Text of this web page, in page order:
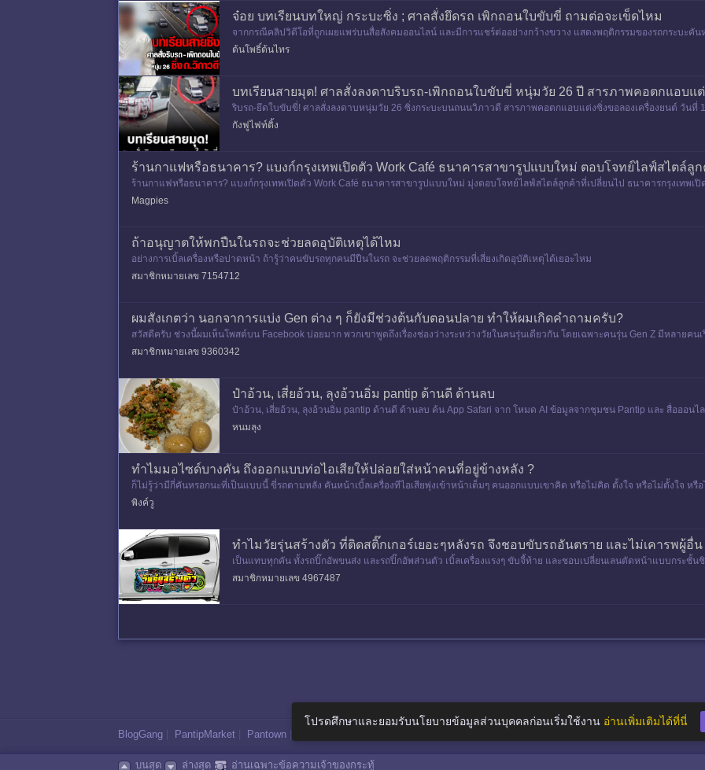
จ๋อย บทเรียนบทใหญ่ กระบะซิ่ง ; ศาลสั่งยึดรถ เพิกถอนใบขับขี่ ถามต่อจะเข็ดไหม
จากกรณีคลิปวิดีโอที่ถูกเผยแพร่บนสื่อสังคมออนไลน์ และมีการแชร์ต่ออย่างกว้างขวาง แสดงพฤติกรรมของรถกระบะคั
ายรถคันอื่น และสร้างความหวาดเสียวให้กั
ต้นโพธิ์ต้นไทร
บทเรียนสายมุด! ศาลสั่งลงดาบริบรถ-เพิกถอนใบขับขี่ หนุ่มวัย 26 ปี สารภาพคอตกแอบแ
ริบรถ-ยึดใบขับขี่! ศาลสั่งลงดาบหนุ่มวัย 26 ซิ่งกระบะบนถนนวิภาวดี สารภาพคอตกแอบแต่งซิ่งขอลองเครื่องยนต์ วันที่
ออนไลน์ และมีการแชร์ต่ออย่างกว้างขวา
กังฟูไฟท์ติ้ง
ร้านกาแฟหรือธนาคาร? แบงก์กรุงเทพเปิดตัว Work Café ธนาคารสาขารูปแบบใหม่ ตอบโจทย์ไลฟ์สไตล์ลู
ร้านกาแฟหรือธนาคาร? แบงก์กรุงเทพเปิดตัว Work Café ธนาคารสาขารูปแบบใหม่ มุ่งตอบโจทย์ไลฟ์สไตล์ลูกค้าที่เปลี่ยนไป ธนาคารกรุงเทพเ
ส์ ถนนสี
Magpies
ถ้าอนุญาตให้พกปืนในรถจะช่วยลดอุบัติเหตุได้ไหม
อย่างการเบิ้ลเครื่องหรือปาดหน้า ถ้ารู้ว่าคนขับรถทุกคนมีปืนในรถ จะช่วยลดพฤติกรรมที่เสี่ยงเกิดอุบัติเหตุได้เยอะไหม
สมาชิกหมายเลข 7154712
ผมสังเกตว่า นอกจาการแบ่ง Gen ต่าง ๆ ก็ยังมีช่วงต้นกับตอนปลาย ทำให้ผมเกิดคำถามครับ?
สวัสดีครับ ช่วงนี้ผมเห็นโพสต์บน Facebook บ่อยมาก พวกเขาพูดถึงเรื่องช่องว่างระหว่างวัยในคนรุ่นเดียวกัน โดยเฉพาะคนรุ่น Gen Z มีหลายค
ย มีพฤติกรรมและ
สมาชิกหมายเลข 9360342
ป๋าอ้วน, เสี่ยอ้วน, ลุงอ้วนอิ่ม pantip ด้านดี ด้านลบ
ป๋าอ้วน, เสี่ยอ้วน, ลุงอ้วนอิ่ม pantip ด้านดี ด้านลบ ค้น App Safari จาก โหมด AI ข้อมูลจากชุมชน Pantip และ สื่อออน
สมาชิกเรียกว่า ป๋า
หนมลุง
ทำไมมอไซด์บางคัน ถึงออกแบบท่อไอเสียให้ปล่อยใส่หน้าคนที่อยู่ข้างหลัง ?
ก็ไม่รู้ว่ามีกี่คันหรอกนะที่เป็นแบบนี้ ขี่รถตามหลัง คันหน้าเบิ้ลเครื่องทีไอเสียพุ่งเข้าหน้าเต็มๆ คนออกแบบเขาคิด หรือไม่คิด ตั้งใจ หรือไม่ตั้งใจ หรื
พิงค์วู
ทำไมวัยรุ่นสร้างตัว ที่ติดสติ๊กเกอร์เยอะๆหลังรถ จึงชอบขับรถอันตราย และไม่เคารพผู้อื่น
เป็นแทบทุกคัน ทั้งรถปิ๊กอัพขนส่ง และรถปิ๊กอัพส่วนตัว เบิ้ลเครื่องแรงๆ ขับจี้ท้าย และชอบเปลี่ยนเลนตัดหน้าแบบกระชั้
ถ้าไม่เบรคแรงๆก็ชนท้าย หรือบาง
สมาชิกหมายเลข 4967487
บนสุด ล่างสุด อ่านเฉพาะข้อความเจ้าของกระทู้
BlogGang PantipMarket Pantown
โปรดศึกษาและยอมรับนโยบายข้อมูลส่วนบุคคลก่อนเริ่มใช้งาน อ่านเพิ่มเติมได้ที่นี่